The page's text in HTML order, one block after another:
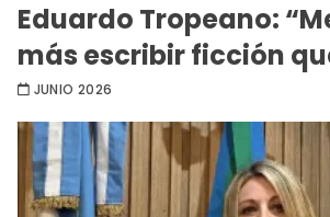
Eduardo Tropeano:
más escribir ficción
JUNIO 2026